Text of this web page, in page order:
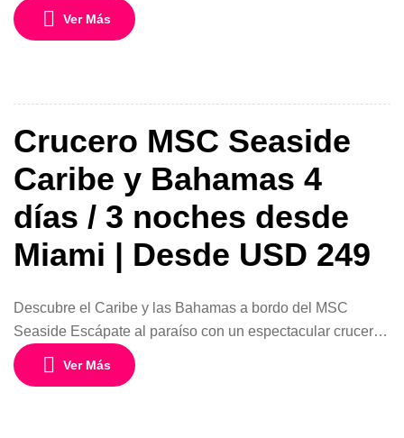
innovadores de MSC Cruceros, diseñado para ofrecer una
conexión única con el mar gracias a sus amplios espacios
septiembre y noviembre […]
Ver Más
Crucero MSC Seaside
Caribe y Bahamas 4
días / 3 noches desde
Miami | Desde USD 249
Descubre el Caribe y las Bahamas a bordo del MSC
Seaside Escápate al paraíso con un espectacular crucero
de 4 días y 3 noches a bordo del moderno MSC Seaside,
uno de los barcos más innovadores de MSC Cruceros.
Ver Más